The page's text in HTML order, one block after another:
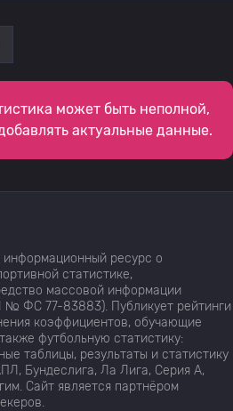
может быть неполной,
актуальные данные.
ресурс о
статистике,
массовой информации
№ ФС 77-83883). Публикует рейтинги
коэффициентов, обучающие
футбольную статистику:
таблицы, результаты и статистику
Бундеслига, Ла Лига, Серия А,
Сайт является партнёром